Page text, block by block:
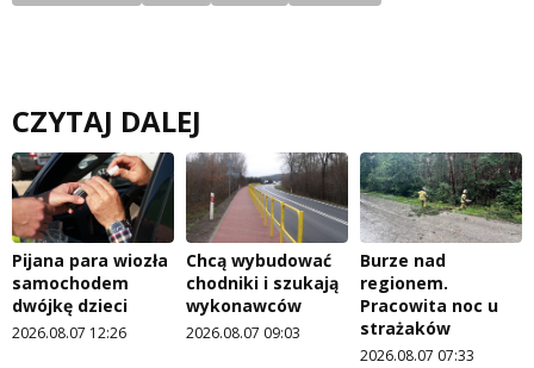
CZYTAJ DALEJ
Pijana para wiozła
samochodem
dwójkę dzieci
2026.08.07 12:26
Chcą wybudować
chodniki i szukają
wykonawców
2026.08.07 09:03
Burze nad
regionem.
Pracowita noc u
strażaków
2026.08.07 07:33